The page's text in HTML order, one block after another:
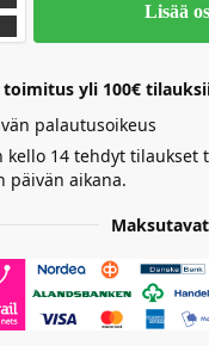
Lisää
yli 100€
palautusoikeus
kello 14 tehdyt tilaukset
päivän aikana.
Maksutavat